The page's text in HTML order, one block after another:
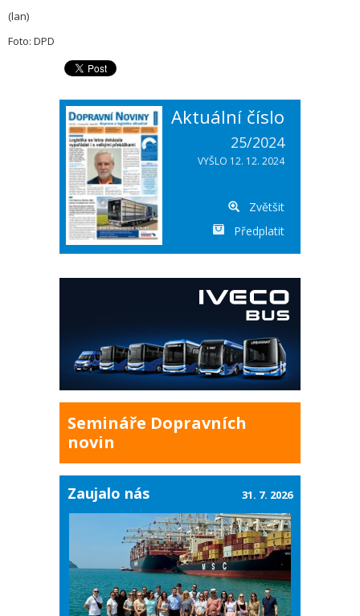
(lan)
Foto: DPD
Aktuální číslo
25/2024
VYŠLO 12. 12. 2024
Zvětšit
Předplatit
Semináře Dopravních
novin
Zaujalo nás 31. 7. 2026